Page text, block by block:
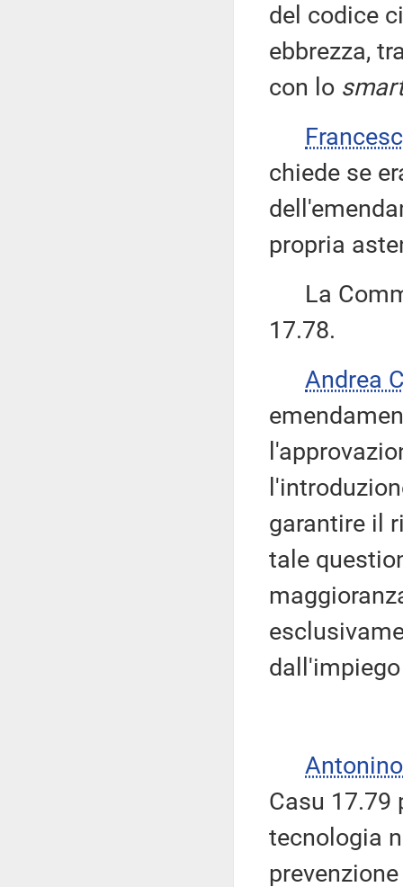
del codice
ebbrezza,
con lo
chiede se
propria
La
17.78.
Andrea
garantire il
tale
Casu 17.79
tecnologia